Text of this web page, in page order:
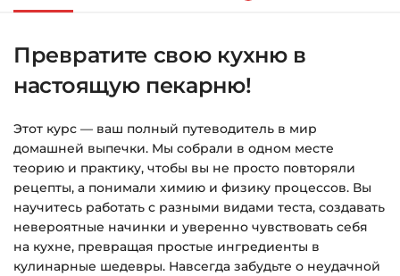
Заполните все поля (почта и пароль).
Оплатите удобным способом (более 8
После оплаты появится страница
благодарности с кнопкой«Перейти к
загрузкам». Нажмите её — и откроется
страница с курсами.
Дополнительно ссылка на курс придёт вам
на email.
Превратите свою кухню в
настоящую пекарню!
Этот курс — ваш полный путеводитель в мир
домашней выпечки. Мы собрали в одном месте
теорию и практику, чтобы вы не просто повторяли
рецепты, а понимали химию и физику процессов. Вы
научитесь работать с разными видами теста, создавать
невероятные начинки и уверенно чувствовать себя
на кухне, превращая простые ингредиенты в
кулинарные шедевры. Навсегда забудьте о неудачной